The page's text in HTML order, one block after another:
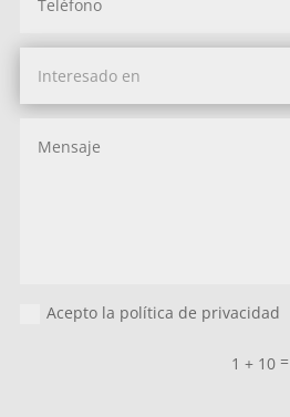
Acepto la política de privacidad
1 + 10 =